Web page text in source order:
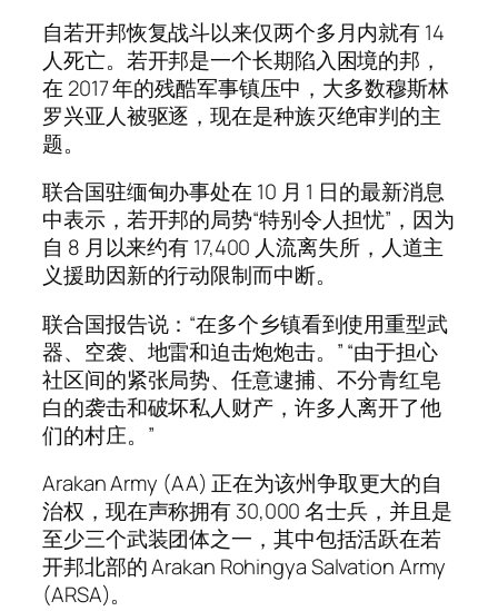
自若开邦恢复战斗以来仅两个多月内就有 14
人死亡。若开邦是一个长期陷入困境的邦，
在 2017 年的残酷军事镇压中，大多数穆斯林
罗兴亚人被驱逐，现在是种族灭绝审判的主
题。
联合国驻缅甸办事处在 10 月 1 日的最新消息
中表示，若开邦的局势“特别令人担忧”，因为
自 8 月以来约有 17,400 人流离失所，人道主
义援助因新的行动限制而中断。
联合国报告说：“在多个乡镇看到使用重型武
器、空袭、地雷和迫击炮炮击。” “由于担心
社区间的紧张局势、任意逮捕、不分青红皂
白的袭击和破坏私人财产，许多人离开了他
们的村庄。”
Arakan Army (AA) 正在为该州争取更大的自
治权，现在声称拥有 30,000 名士兵，并且是
至少三个武装团体之一，其中包括活跃在若
开邦北部的 Arakan Rohingya Salvation Army
(ARSA)。